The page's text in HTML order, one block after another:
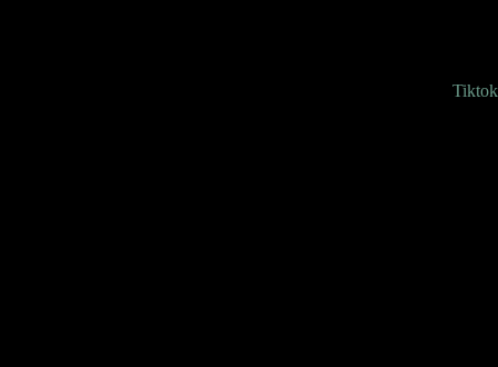
Tiktok